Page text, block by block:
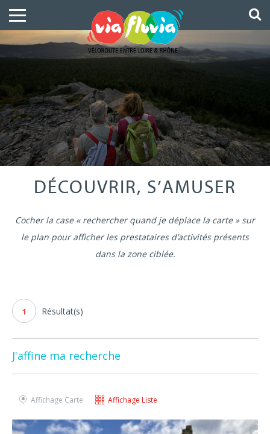
DÉCOUVRIR, S’AMUSER
Cocher la case « rechercher quand je déplace la carte » sur
le plan pour afficher les prestataires d’activités présents
dans la zone ciblée.
1 Résultat(s)
J'affine ma recherche
Affichage Carte Affichage Liste